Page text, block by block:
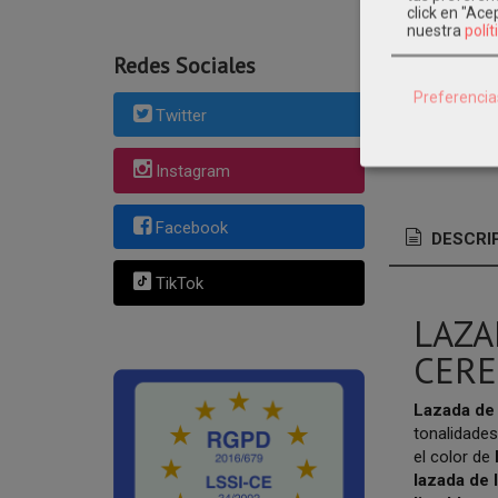
Redes Sociales
Twitter
Instagram
Facebook
TikTok
vestidos-nina-
ceremonia-
lazada-de-
Lazada
el color de
lazada de
click en
nuestra